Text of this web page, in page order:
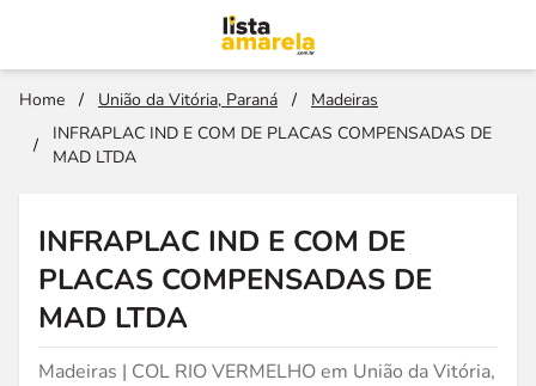
Home / União da Vitória, Paraná /
Madeiras
/
INFRAPLAC IND E COM DE PLACAS COMPENSADAS DE
MAD LTDA
INFRAPLAC IND E COM DE
PLACAS COMPENSADAS DE
MAD LTDA
Madeiras | COL RIO VERMELHO em União da Vitória,